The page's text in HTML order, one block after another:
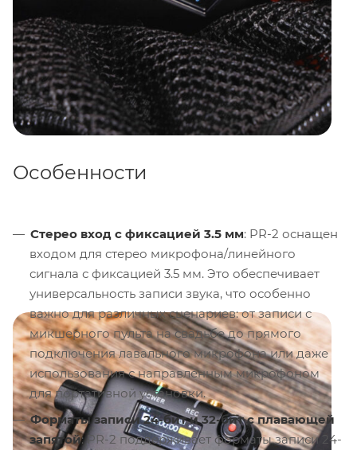
Особенности
Стерео вход с фиксацией 3.5 мм: PR-2 оснащен
входом для стерео микрофона/линейного
сигнала с фиксацией 3.5 мм. Это обеспечивает
универсальность записи звука, что особенно
важно для различных сценариев: от записи с
микшерного пульта на свадьбе до прямого
подключения лавального микрофона или даже
использования с направленным микрофоном
для портативной установки.
Форматы записи 24-бит и 32-бит с плавающей
запятой: PR-2 поддерживает форматы записи 24-